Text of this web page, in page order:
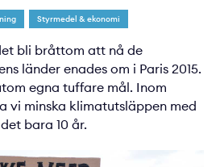
Styrmedel & ekonomi
bli bråttom att nå de
länder enades om i Paris 2015.
egna tuffare mål. Inom
vi minska klimatutsläppen med
bara 10 år.